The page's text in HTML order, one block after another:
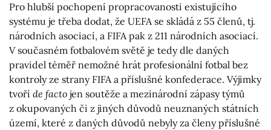
Pro hlubší pochopení propracovanosti existujícího
systému je třeba dodat, že UEFA se skládá z 55 členů, tj.
národních asociací, a FIFA pak z 211 národních asociací.
V současném fotbalovém světě je tedy dle daných
pravidel téměř nemožné hrát profesionální fotbal bez
kontroly ze strany FIFA a příslušné konfederace. Výjimky
tvoří de facto jen soutěže a mezinárodní zápasy týmů
z okupovaných či z jiných důvodů neuznaných státních
území, které z daných důvodů nebyly za členy příslušné